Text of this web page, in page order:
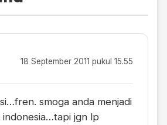
18 September 2011 pukul 15.55
smoga anda menjadi
indonesia…tapi jgn lp